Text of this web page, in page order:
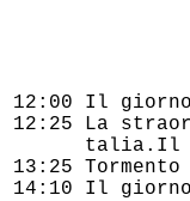
12:00 Il
12:25 La
13:25
14:10 Il